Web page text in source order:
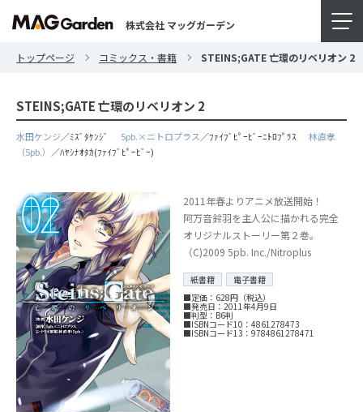
株式会社 マッグガーデン
トップページ コミックス・書籍 STEINS;GATE 亡環のリベリオン 2
STEINS;GATE 亡環のリベリオン 2
水田ケンジ／ﾐｽﾞﾀｹﾝｼﾞ 5pb.×ニトロプラス ／ﾌｧｲﾌﾞﾋﾟｰﾋﾞｰﾆﾄﾛﾌﾟﾗｽ 林直孝
（5pb.）
／ﾊﾔｼﾅｵﾀｶ(ﾌｧｲﾌﾞﾋﾟｰﾋﾞｰ)
2011年春よりアニメ放送開始！
阿万音鈴羽を主人公に描かれる完全
オリジナルストーリー第２巻。
（C)2009 5pb. Inc./Nitroplus
紙書籍
電子書籍
■定価：628円（税込）
■発売日：2011年4月9日
■判型：B6判
■ISBNコード10：4861278473
■ISBNコード13：9784861278471